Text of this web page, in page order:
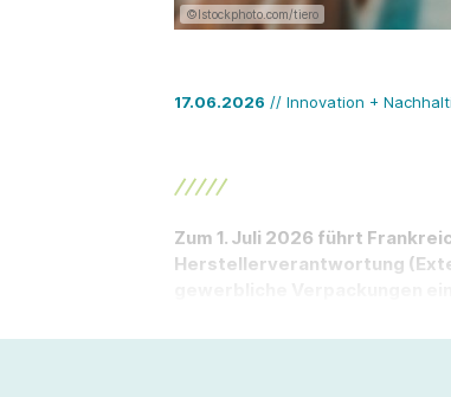
©Istockphoto.com/tiero
17.06.2026 // Innovation +
Zum 1. Juli 2026 führt
Herstellerverantwortung